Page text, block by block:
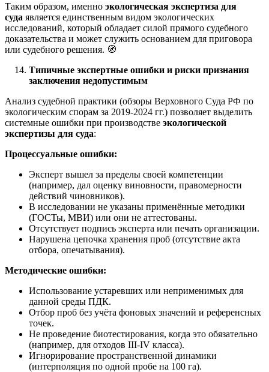
Таким образом, именно экологическая экспертиза для
суда является единственным видом экологических
исследований, который обладает силой прямого судебного
доказательства и может служить основанием для приговора
или судебного решения. 🧭
Типичные экспертные ошибки и риски признания
заключения недопустимым
Анализ судебной практики (обзоры Верховного Суда РФ по
экологическим спорам за 2019-2024 гг.) позволяет выделить
системные ошибки при производстве экологической
экспертизы для суда:
Процессуальные ошибки:
Эксперт вышел за пределы своей компетенции
(например, дал оценку виновности, правомерности
действий чиновников).
В исследовании не указаны применённые методики
(ГОСТы, МВИ) или они не аттестованы.
Отсутствует подпись эксперта или печать организации.
Нарушена цепочка хранения проб (отсутствие акта
отбора, опечатывания).
Методические ошибки:
Использование устаревших или неприменимых для
данной среды ПДК.
Отбор проб без учёта фоновых значений и референсных
точек.
Не проведение биотестирования, когда это обязательно
(например, для отходов III-IV класса).
Игнорирование пространственной динамики
(интерполяция по одной пробе на 100 га).